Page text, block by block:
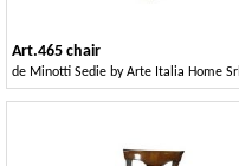
Art.465 chair
de Minotti Sedie by Arte Italia Home Srl